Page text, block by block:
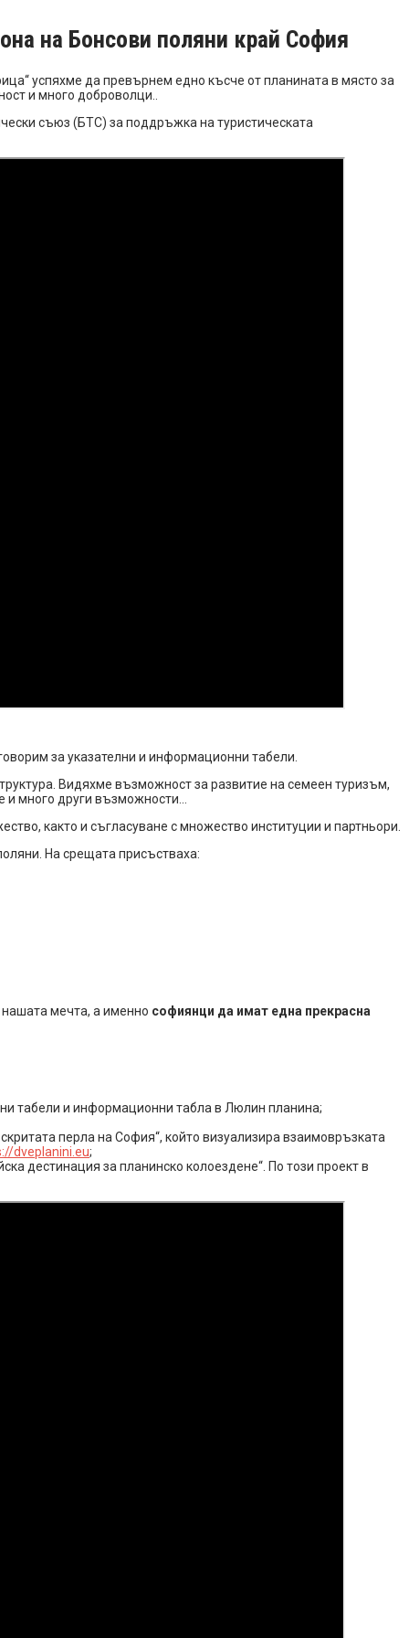
на Бонсови поляни край София
успяхме да превърнем едно късче от планината в място за
и много доброволци..
съюз (БТС) за поддръжка на туристическата
за указателни и информационни табели.
Видяхме възможност за развитие на семеен туризъм,
и много други възможности…
както и съгласуване с множество институции и партньори.
На срещата присъстваха:
нашата мечта, а именно софиянци да имат една прекрасна
табели и информационни табла в Люлин планина;
перла на София“, който визуализира взаимовръзката
dveplanini.eu;
дестинация за планинско колоездене“. По този проект в